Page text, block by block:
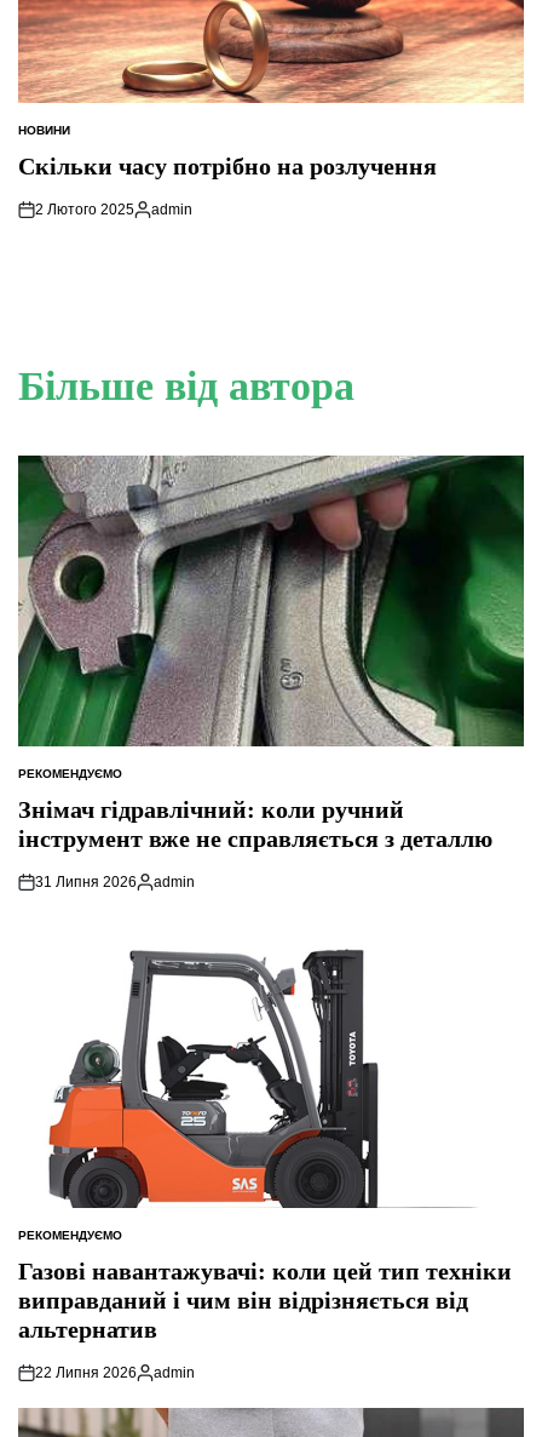
ОПУБЛІКУВАТИ
НОВИНИ
Скільки часу потрібно на розлучення
2 Лютого 2025
Опубліковано
admin
Більше від автора
ОПУБЛІКУВАТИ
РЕКОМЕНДУЄМО
Знімач гідравлічний: коли ручний
інструмент вже не справляється з деталлю
31 Липня 2026
Опубліковано
admin
ОПУБЛІКУВАТИ
РЕКОМЕНДУЄМО
Газові навантажувачі: коли цей тип техніки
виправданий і чим він відрізняється від
альтернатив
22 Липня 2026
Опубліковано
admin